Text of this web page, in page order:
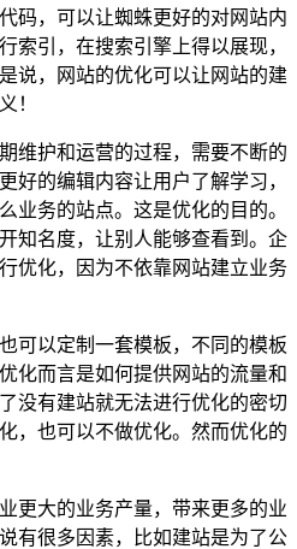
码，可以让蜘蛛更好的对网站内
索引，在搜索引擎上得以展现，
说，网站的优化可以让网站的建
！
维护和运营的过程，需要不断的
好的编辑内容让用户了解学习，
业务的站点。这是优化的目的。
知名度，让别人能够查看到。企
优化，因为不依靠网站建立业务
可以定制一套模板，不同的模板
化而言是如何提供网站的流量和
没有建站就无法进行优化的密切
，也可以不做优化。然而优化的
更大的业务产量，带来更多的业
有很多因素，比如建站是为了公